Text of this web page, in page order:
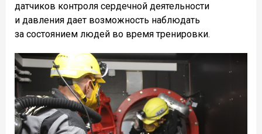
датчиков контроля сердечной деятельности
и давления дает возможность наблюдать
за состоянием людей во время тренировки.